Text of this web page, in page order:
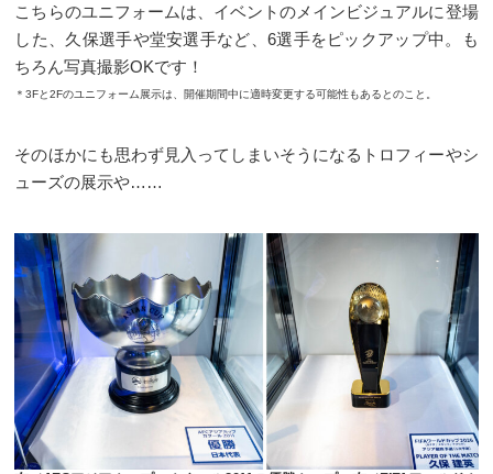
こちらのユニフォームは、イベントのメインビジュアルに登場
した、久保選手や堂安選手など、6選手をピックアップ中。も
ちろん写真撮影OKです！
＊3Fと2Fのユニフォーム展示は、開催期間中に適時変更する可能性もあるとのこと。
そのほかにも思わず見入ってしまいそうになるトロフィーやシ
ューズの展示や……